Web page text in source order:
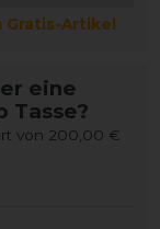
Gratis-Artikel
eine
Tasse?
von 200,00 €